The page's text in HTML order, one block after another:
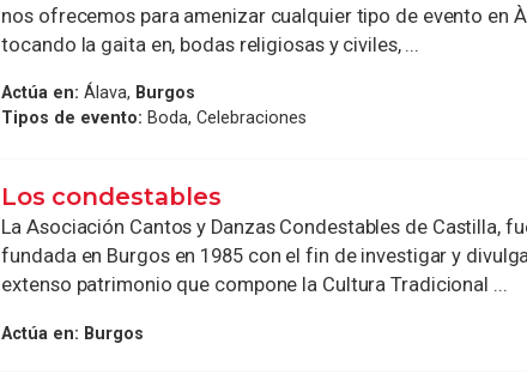
nos ofrecemos para amenizar cualquier tipo de evento en
tocando la gaita en, bodas religiosas y civiles, ...
Actúa en: Álava, Burgos
Tipos de evento: Boda, Celebraciones
Los condestables
La Asociación Cantos y Danzas Condestables de Castilla,
fundada en Burgos en 1985 con el fin de investigar y
extenso patrimonio que compone la Cultura Tradicional ...
Actúa en: Burgos